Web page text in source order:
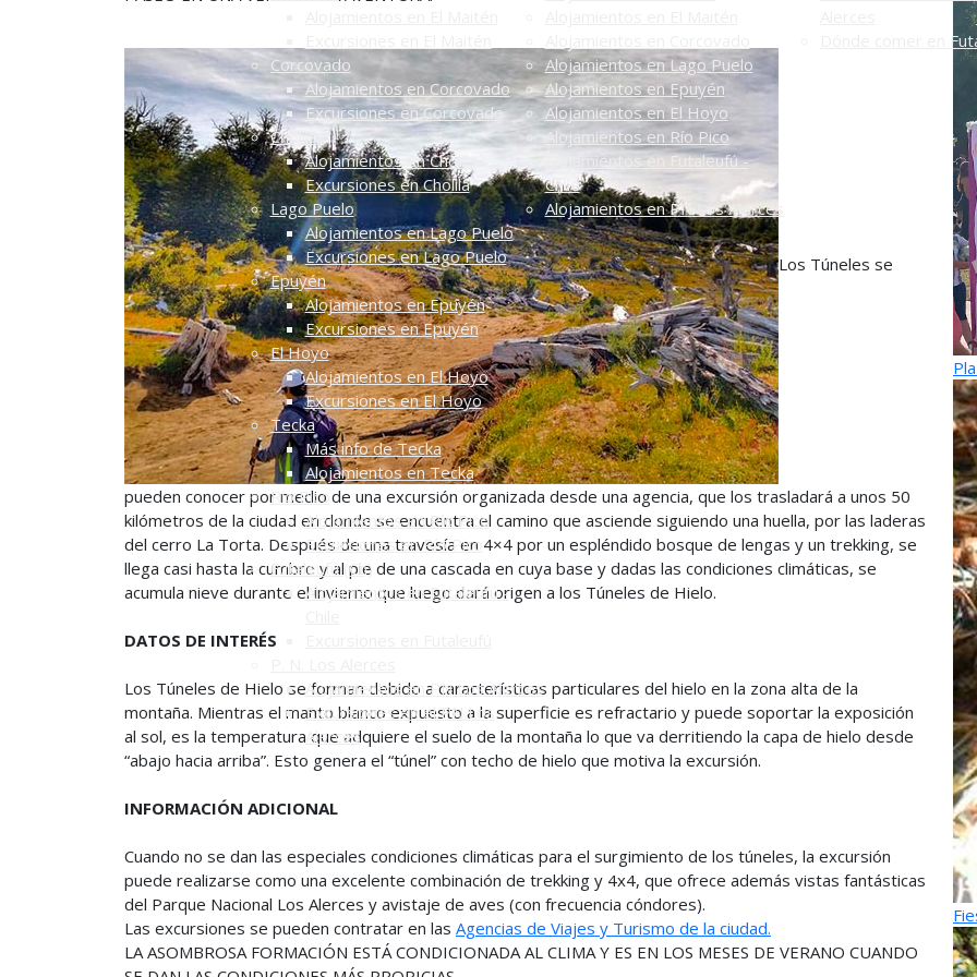
Corcovado
Alojamientos en Corcovado
Excursiones en Corcovado
Cholila
Alojamientos en Cholila
Excursiones en Cholila
Lago Puelo
Alojamientos en Lago Puelo
Excursiones en Lago Puelo
Epuyén
Alojamientos en Epuyén
Excursiones en Epuyén
El Hoyo
Alojamientos en El Hoyo
Excursiones en El Hoyo
Tecka
Más info de Tecka
Alojamientos en Tecka
Río Pico
Alojamientos en Río Pico
Excursiones en Río Pico
Futaleufú (Ch)
Alojamientos en Futaleufú -
Alojamientos en PN Los Alerces
Excursiones en el PN Los
Alerces
Alojamientos en Lago Puelo
Alojamientos en Epuyén
Alojamientos en El Hoyo
Alojamientos en Río Pico
Alojamientos en Futaleufú -
Chile
Alojamientos en PN Los Alerces
Dónde comer en
Los Túneles se
pueden conocer por medio de una excursión organizada desde una agencia, que los trasladará a unos 50
kilómetros de la ciudad en donde se encuentra el camino que asciende siguiendo una huella, por las laderas
del cerro La Torta. Después de una travesía en 4×4 por un espléndido bosque de lengas y un trekking, se
llega casi hasta la cumbre y al pie de una cascada en cuya base y dadas las condiciones climáticas, se
acumula nieve durante el invierno que luego dará origen a los Túneles de Hielo.
DATOS DE INTERÉS
Los Túneles de Hielo se forman debido a características particulares del hielo en la zona alta de la
montaña. Mientras el manto blanco expuesto a la superficie es refractario y puede soportar la exposición
al sol, es la temperatura que adquiere el suelo de la montaña lo que va derritiendo la capa de hielo desde
“abajo hacia arriba”. Esto genera el “túnel” con techo de hielo que motiva la excursión.
INFORMACIÓN ADICIONAL
Cuando no se dan las especiales condiciones climáticas para el surgimiento de los túneles, la excursión
puede realizarse como una excelente combinación de trekking y 4x4, que ofrece además vistas fantásticas
del Parque Nacional Los Alerces y avistaje de aves (con frecuencia cóndores).
Las excursiones se pueden contratar en las Agencias de Viajes y Turismo de la ciudad.
LA ASOMBROSA FORMACIÓN ESTÁ CONDICIONADA AL CLIMA Y ES EN LOS MESES DE VERANO CUANDO